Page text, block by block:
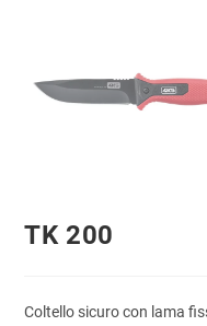
TK 200
Coltello sicuro con lama